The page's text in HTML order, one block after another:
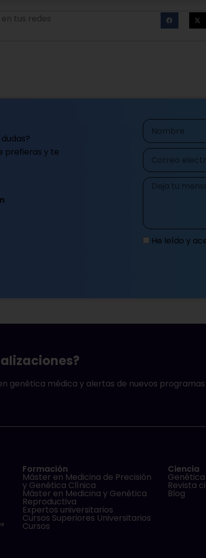
tus redes
prefieras y te
Nombre
Correo
electrónico
Mensaje
He leído y
genética médica y alertas de nuevos
Formación
Máster en Medicina de Precisión
y Genética Clínica
Máster en Medicina y Genética
Reproductiva
Expertos universitarios
Cursos Superiores Universitarios
Cursos
Ciencia
Revista
Blog